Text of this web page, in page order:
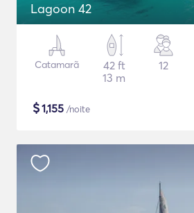
Lagoon 42
Catamarã
42 ft
13 m
12
$1,155 /noite